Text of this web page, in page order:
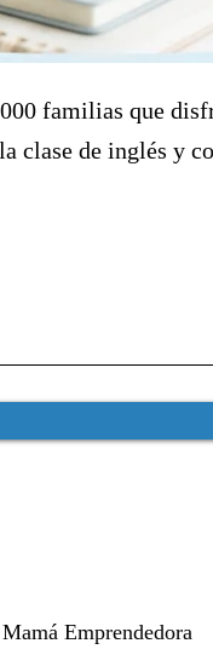
familias que
la clase de inglés y
Mamá Emprendedora